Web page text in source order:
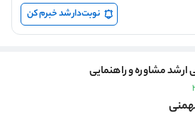
نوبت‌دار شد خبرم کن
ارشد مشاوره و راهنمایی